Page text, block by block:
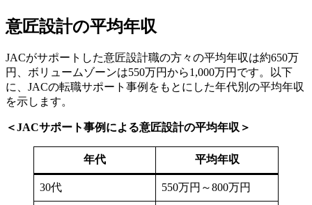
意匠設計の平均年収
JACがサポートした意匠設計職の方々の平均年収は約650万
円、ボリュームゾーンは550万円から1,000万円です。以下
に、JACの転職サポート事例をもとにした年代別の平均年収
を示します。
＜JACサポート事例による意匠設計の平均年収＞
年代 平均年収
30代 550万円～800万円